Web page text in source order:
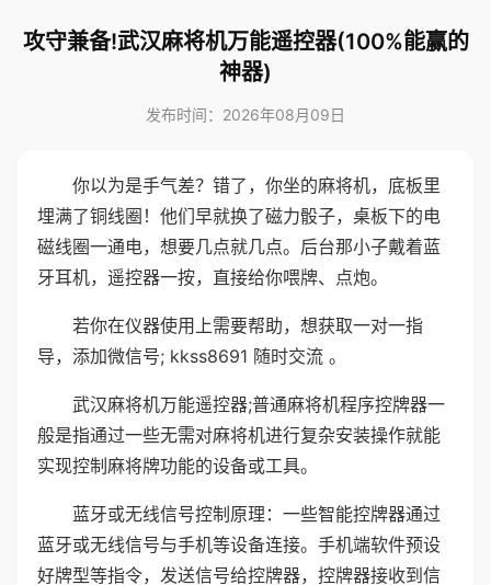
攻守兼备!武汉麻将机万能遥控器(100%能赢的
神器)
发布时间：2026年08月09日
你以为是手气差？错了，你坐的麻将机，底板里
埋满了铜线圈！他们早就换了磁力骰子，桌板下的电
磁线圈一通电，想要几点就几点。后台那小子戴着蓝
牙耳机，遥控器一按，直接给你喂牌、点炮。
若你在仪器使用上需要帮助，想获取一对一指
导，添加微信号; kkss8691 随时交流 。
武汉麻将机万能遥控器;普通麻将机程序控牌器一
般是指通过一些无需对麻将机进行复杂安装操作就能
实现控制麻将牌功能的设备或工具。
蓝牙或无线信号控制原理：一些智能控牌器通过
蓝牙或无线信号与手机等设备连接。手机端软件预设
好牌型等指令，发送信号给控牌器，控牌器接收到信